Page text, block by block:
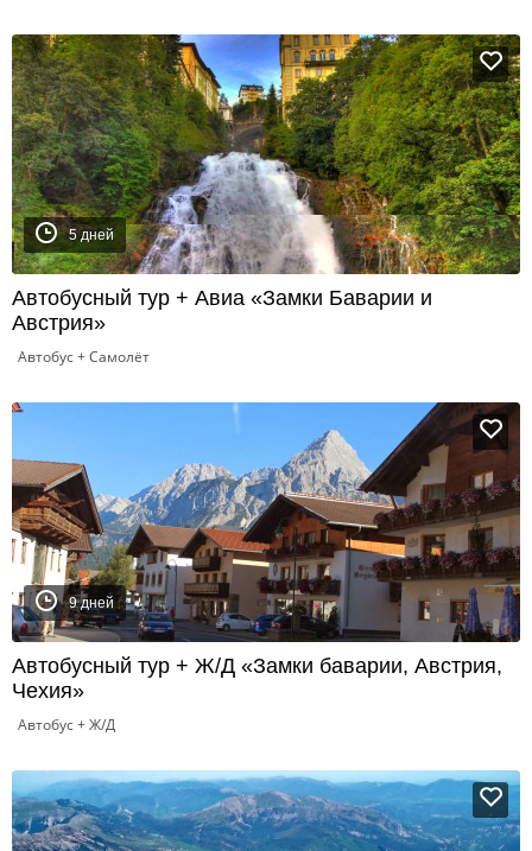
5 дней
Автобусный тур + Авиа «Замки Баварии и
Австрия»
Автобус + Самолёт
9 дней
Автобусный тур + Ж/Д «Замки баварии, Австрия,
Чехия»
Автобус + Ж/Д